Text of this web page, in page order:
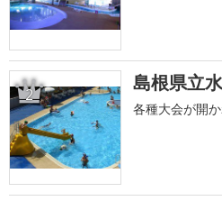
2 島根県立
各種大会が開